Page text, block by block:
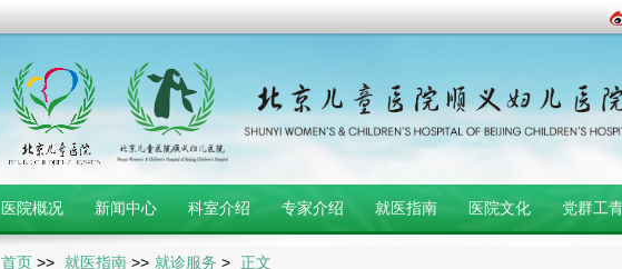
医院概况 新闻中心 科室介绍 专家介绍 就医指南 医院文化 党群工
首页 >> 就医指南 >> 就诊服务 > 正文